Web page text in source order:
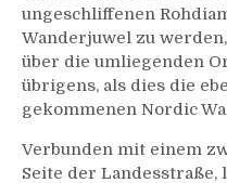
ungeschliffenen
Wanderjuwel zu
über die umliegenden
übrigens, als dies die
gekommenen Nordic
Verbunden mit einem
Seite der